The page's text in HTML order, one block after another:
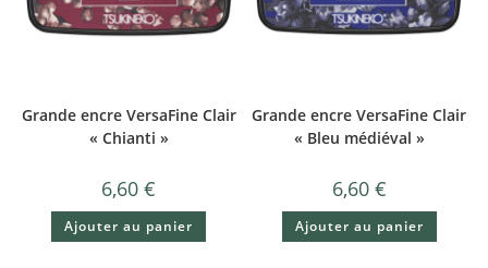
Grande encre VersaFine Clair
« Chianti »
6,60€
Ajouter au panier
Grande encre VersaFine Clair
« Bleu médiéval »
6,60 €
Ajouter au panier